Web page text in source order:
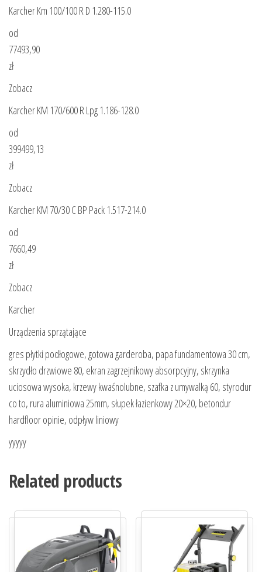
Karcher Km 100/100 R D 1.280-115.0
od
77493,90
zł
Zobacz
Karcher KM 170/600 R Lpg 1.186-128.0
od
399499,13
zł
Zobacz
Karcher KM 70/30 C BP Pack 1.517-214.0
od
7660,49
zł
Zobacz
Karcher
Urządzenia sprzątające
gres płytki podłogowe, gotowa garderoba, papa fundamentowa 30 cm,
skrzydło drzwiowe 80, ekran zagrzejnikowy absorpcyjny, skrzynka
uciosowa wysoka, krzewy kwaśnolubne, szafka z umywalką 60, styrodur
co to, rura aluminiowa 25mm, słupek łazienkowy 20×20, betondur
hardfloor opinie, odpływ liniowy
yyyyy
Related products